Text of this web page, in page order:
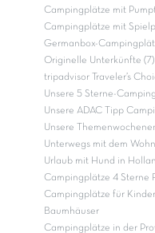
Campingplätze mit
Campingplätze mit
Germanbox-
Originelle Unterkünfte (7)
tripadvisor Traveler’s
Unsere 5 Sterne-
Unsere ADAC Tipp
Unsere
Unterwegs mit dem
Urlaub mit Hund in
Campingplätze 4 Sterne
Campingplätze für
Baumhäuser
Campingplätze in der